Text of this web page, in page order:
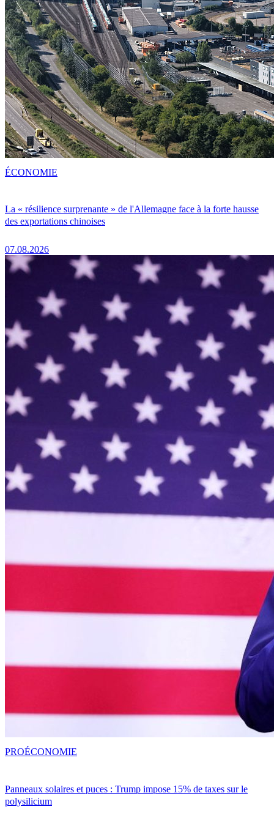
La « résilience surprenante » de l'Allemagne face à la forte hausse
des exportations chinoises
07.08.2026
ÉCONOMIE
Panneaux solaires et puces : Trump impose 15% de taxes sur le
polysilicium
PROÉCONOMIE